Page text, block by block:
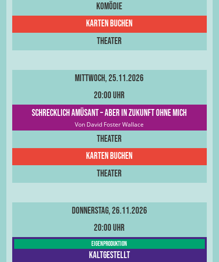
Komödie
Karten buchen
Theater
Mittwoch, 25.11.2026
20:00 Uhr
Schrecklich amüsant – aber in Zukunft ohne mich
Von David Foster Wallace
Theater
Karten buchen
Theater
Donnerstag, 26.11.2026
20:00 Uhr
Eigenproduktion
Kaltgestellt